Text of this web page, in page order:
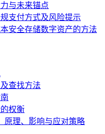
与未来锚点
支付方式及风险提示
安全存储数字资产的方法
查找方法
权衡
原理、影响与应对策略